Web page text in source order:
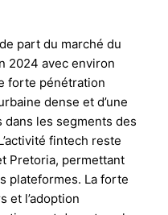
part du marché du
2024 avec environ
forte pénétration
dense et d’une
dans les segments des
fintech reste
Pretoria, permettant
plateformes. La forte
et l’adoption